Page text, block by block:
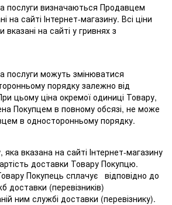
послуги визначаються Продавцем
на сайті Інтернет-магазину. Всі ціни
на сайті у гривнях з
послуги можуть змінюватися
порядку залежно від
цьому ціна окремої одиниці Товару,
Покупцем в повному обсязі, не може
в односторонньому порядку.
яка вказана на сайті Інтернет-магазину
доставки Товару Покупцю.
Покупець сплачує відповідно до
доставки (перевізників)
ним службі доставки (перевізнику).